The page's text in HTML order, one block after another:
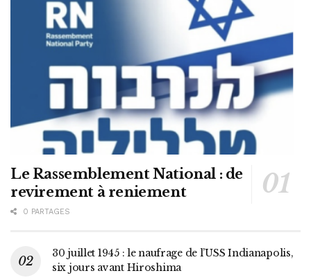
Le Rassemblement National : de
revirement à reniement
0 PARTAGES
30 juillet 1945 : le naufrage de l’USS Indianapolis,
six jours avant Hiroshima